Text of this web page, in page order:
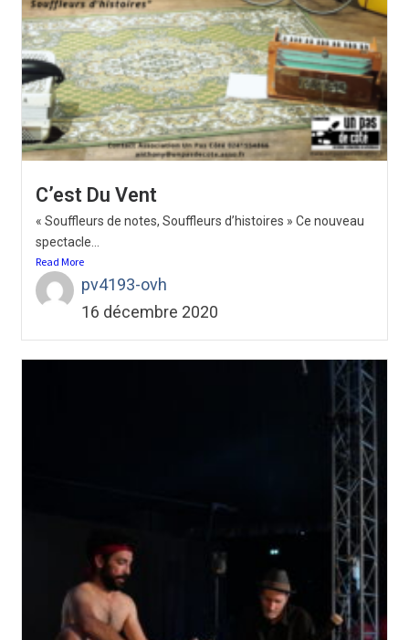
C’est Du Vent
« Souffleurs de notes, Souffleurs d’histoires » Ce nouveau
spectacle...
Read More
pv4193-ovh
16 décembre 2020